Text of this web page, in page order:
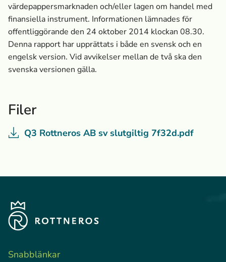
värdepappersmarknaden och/eller lagen om handel med
finansiella instrument. Informationen lämnades för
offentliggörande den 24 oktober 2014 klockan 08.30.
Denna rapport har upprättats i både en svensk och en
engelsk version. Vid avvikelser mellan de två ska den
svenska versionen gälla.
Filer
Q3 Rottneros AB sv slutgiltig 7f32d.pdf
Snabblänkar